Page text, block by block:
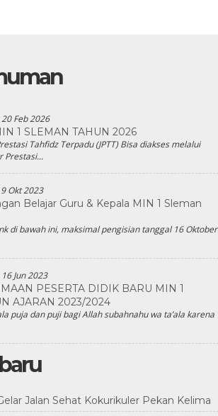
20 Feb 2026
1 SLEMAN TAHUN 2026
Tahfidz Terpadu (JPTT) Bisa diakses melalui
Prestasi...
Okt 2023
Belajar Guru & Kepala MIN 1 Sleman
di bawah ini, maksimal pengisian tanggal 16 Oktober
Jun 2023
PESERTA DIDIK BARU MIN 1
AJARAN 2023/2024
puja dan puji bagi Allah subahnahu wa ta’ala karena
Jalan Sehat Kokurikuler Pekan Kelima